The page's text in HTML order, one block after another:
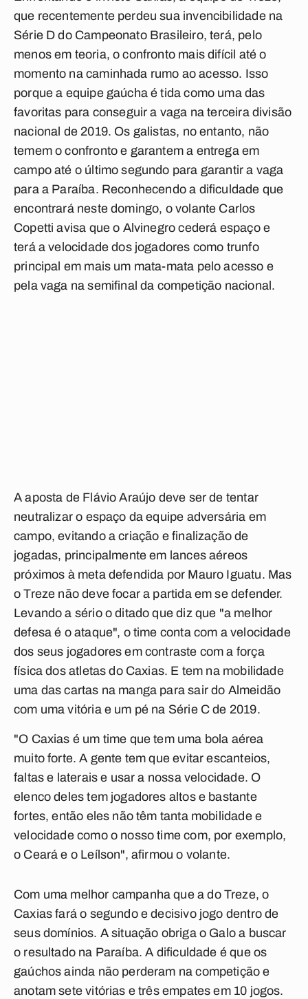
que recentemente perdeu sua invencibilidade na
Série D do Campeonato Brasileiro, terá, pelo
menos em teoria, o confronto mais difícil até o
momento na caminhada rumo ao acesso. Isso
porque a equipe gaúcha é tida como uma das
favoritas para conseguir a vaga na terceira divisão
nacional de 2019. Os galistas, no entanto, não
temem o confronto e garantem a entrega em
campo até o último segundo para garantir a vaga
para a Paraíba. Reconhecendo a dificuldade que
encontrará neste domingo, o volante Carlos
Copetti avisa que o Alvinegro cederá espaço e
terá a velocidade dos jogadores como trunfo
principal em mais um mata-mata pelo acesso e
pela vaga na semifinal da competição nacional.
A aposta de Flávio Araújo deve ser de tentar
neutralizar o espaço da equipe adversária em
campo, evitando a criação e finalização de
jogadas, principalmente em lances aéreos
próximos à meta defendida por Mauro Iguatu. Mas
o Treze não deve focar a partida em se defender.
Levando a sério o ditado que diz que "a melhor
defesa é o ataque", o time conta com a velocidade
dos seus jogadores em contraste com a força
física dos atletas do Caxias. E tem na mobilidade
uma das cartas na manga para sair do Almeidão
com uma vitória e um pé na Série C de 2019.
"O Caxias é um time que tem uma bola aérea
muito forte. A gente tem que evitar escanteios,
faltas e laterais e usar a nossa velocidade. O
elenco deles tem jogadores altos e bastante
fortes, então eles não têm tanta mobilidade e
velocidade como o nosso time com, por exemplo,
o Ceará e o Leílson", afirmou o volante.
Com uma melhor campanha que a do Treze, o
Caxias fará o segundo e decisivo jogo dentro de
seus domínios. A situação obriga o Galo a buscar
o resultado na Paraíba. A dificuldade é que os
gaúchos ainda não perderam na competição e
anotam sete vitórias e três empates em 10 jogos.